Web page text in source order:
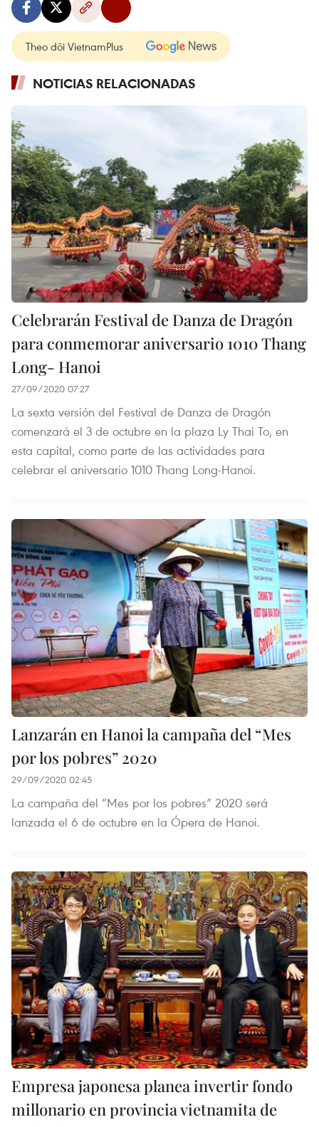
Theo dõi VietnamPlus
NOTICIAS RELACIONADAS
Celebrarán Festival de Danza de Dragón
para conmemorar aniversario 1010 Thang
Long- Hanoi
27/09/2020 07:27
La sexta versión del Festival de Danza de Dragón
comenzará el 3 de octubre en la plaza Ly Thai To, en
esta capital, como parte de las actividades para
celebrar el aniversario 1010 Thang Long-Hanoi.
Lanzarán en Hanoi la campaña del “Mes
por los pobres” 2020
29/09/2020 02:45
La campaña del “Mes por los pobres” 2020 será
lanzada el 6 de octubre en la Ópera de Hanoi.
Empresa japonesa planea invertir fondo
millonario en provincia vietnamita de